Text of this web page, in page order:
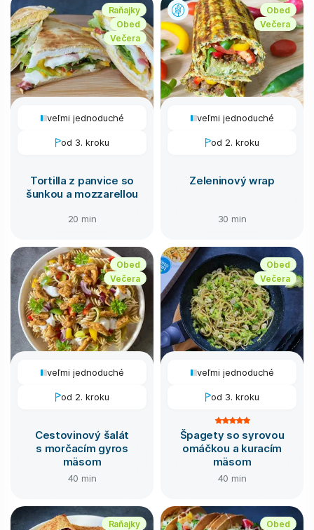
Raňajky
Obed
Večera
veľmi jednoduché
od 3. kroku
Tortilla z panvice so
šunkou a mozzarellou
20 min
Obed
Večera
veľmi jednoduché
od 2. kroku
Zeleninový wrap
30 min
Obed
Večera
veľmi jednoduché
od 2. kroku
Cestovinový šalát
s morčacím gyros
mäsom
40 min
Obed
Večera
veľmi jednoduché
od 3. kroku
Špagety so syrovou
omáčkou a kuracím
mäsom
40 min
Raňajky
Obed